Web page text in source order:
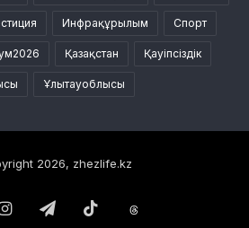
Инфрақұрылым Спорт
Қазақстан Қауіпсіздік
Ұлытауоблысы
2026, zhezlife.kz
InstagramTelegramTikTok